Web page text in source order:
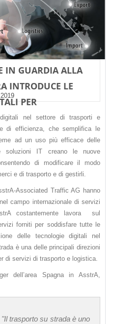
IN GUARDIA ALLA
INTRODUCE LE
PER
DEL CLIENTE
digitali nel settore di trasporti e
di efficienza, che semplifica le
ad un uso più efficace delle
soluzioni IT creano le nuove
di modificare il modo
e di trasporto e di gestirli.
Associated Traffic AG hanno
campo internazionale di servizi
costantemente lavora sul
forniti per soddisfare tutte le
delle tecnologie digitali nel
è una delle principali direzioni
di servizi di trasporto e logistica.
dell’area Spagna in AsstrA,
"Il trasporto su strada è uno